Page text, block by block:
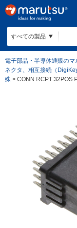
電子部品・半導体通販のマ
ネクタ、相互接続（DigiKey
殊 > CONN RCPT 32POS